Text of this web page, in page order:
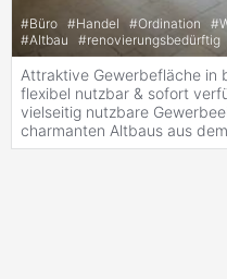
#Büro #Handel #Ordination #
#Altbau #renovierungsbedürftig
Attraktive Gewerbefläche in
flexibel nutzbar & sofort
vielseitig nutzbare
charmanten Altbaus aus